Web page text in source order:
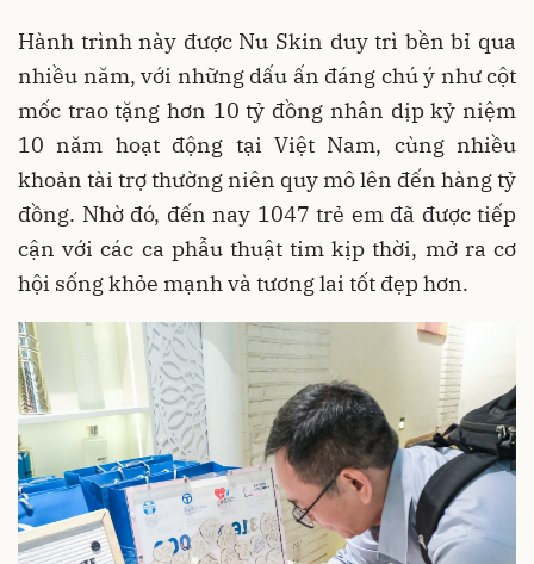
Hành trình này được Nu Skin duy trì bền bỉ qua
nhiều năm, với những dấu ấn đáng chú ý như cột
mốc trao tặng hơn 10 tỷ đồng nhân dịp kỷ niệm
10 năm hoạt động tại Việt Nam, cùng nhiều
khoản tài trợ thường niên quy mô lên đến hàng tỷ
đồng. Nhờ đó, đến nay 1047 trẻ em đã được tiếp
cận với các ca phẫu thuật tim kịp thời, mở ra cơ
hội sống khỏe mạnh và tương lai tốt đẹp hơn.